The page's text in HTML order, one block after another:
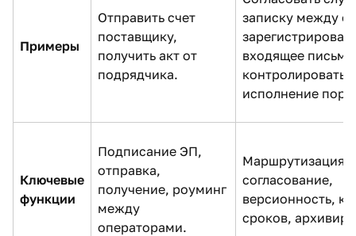
Примеры
Отправить счет
поставщику,
получить акт от
подрядчика.
записку между
зарегистрировать
входящее
контролировать
исполнение
Ключевые
функции
Подписание ЭП,
отправка,
получение, роуминг
между
операторами.
Маршрутизация,
согласование,
версионность,
сроков,